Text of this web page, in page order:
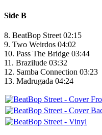
Side B
8. BeatBop Street 02:15
9. Two Weirdos 04:02
10. Pass The Bridge 03:44
11. Brazilude 03:32
12. Samba Connection 03:23
13. Madrugada 04:24